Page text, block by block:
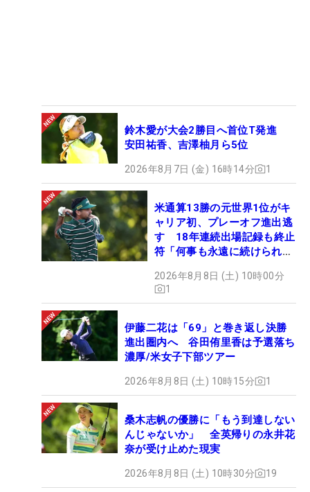
鈴木愛が大会2勝目へ首位T発進
安田祐香、吉澤柚月ら5位
2026年8月7日 (金) 16時14分 1
米通算13勝の元世界1位がキ
ャリア初、プレーオフ進出逃
す 18年連続出場記録も終止
符「何事も永遠に続けられな
2026年8月8日 (土) 10時00分
1
伊藤二花は「69」と巻き返し決勝
進出圏内へ 谷田侑里香は予選落ち
濃厚/米女子下部ツアー
2026年8月8日 (土) 10時15分 1
桑木志帆の優勝に「もう到達しない
んじゃないか」 全英帰りの永井花
奈が受け止めた現実
2026年8月8日 (土) 10時30分 19